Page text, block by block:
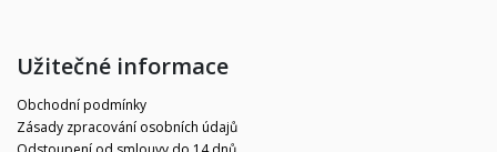
Užitečné informace
Obchodní podmínky
Zásady zpracování osobních údajů